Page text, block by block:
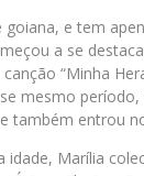
goiana, e tem
a se
“Minha
mesmo
também entrou
Marília